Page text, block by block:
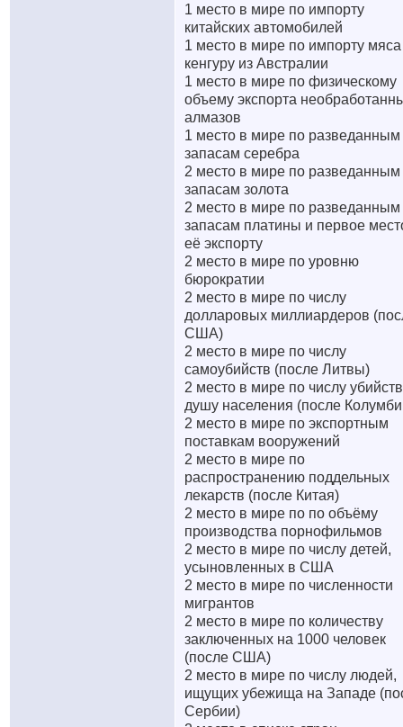
1 место в мире по импорту
китайских автомобилей
1 место в мире по импорту мяса
кенгуру из Австралии
1 место в мире по физическому
объему экспорта
алмазов
1 место в мире по разведанным
запасам серебра
2 место в мире по разведанным
запасам золота
2 место в мире по разведанным
запасам платины и первое
её экспорту
2 место в мире по уровню
бюрократии
2 место в мире по числу
долларовых миллиардеров
США)
2 место в мире по числу
самоубийств (после Литвы)
2 место в мире по числу
душу населения (после
2 место в мире по экспортным
поставкам вооружений
2 место в мире по
распространению поддельных
лекарств (после Китая)
2 место в мире по по объёму
производства порнофильмов
2 место в мире по числу детей,
усыновленных в США
2 место в мире по численности
мигрантов
2 место в мире по количеству
заключенных на 1000 человек
(после США)
2 место в мире по числу людей,
ищущих убежища на Западе
Сербии)